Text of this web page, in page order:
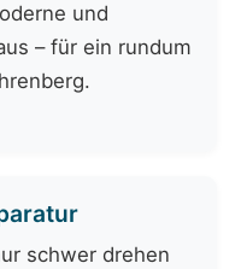
und
– für ein rundum
schwer drehen